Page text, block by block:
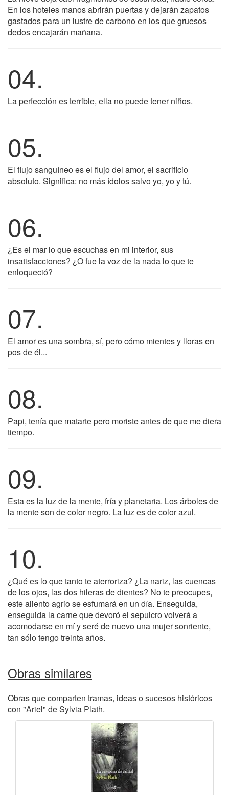
En los hoteles manos abrirán puertas y dejarán zapatos
gastados para un lustre de carbono en los que gruesos
dedos encajarán mañana.
04.
La perfección es terrible, ella no puede tener niños.
05.
El flujo sanguíneo es el flujo del amor, el sacrificio
absoluto. Significa: no más ídolos salvo yo, yo y tú.
06.
¿Es el mar lo que escuchas en mi interior, sus
insatisfacciones? ¿O fue la voz de la nada lo que te
enloqueció?
07.
El amor es una sombra, sí, pero cómo mientes y lloras en
pos de él...
08.
Papi, tenía que matarte pero moriste antes de que me diera
tiempo.
09.
Esta es la luz de la mente, fría y planetaria. Los árboles de
la mente son de color negro. La luz es de color azul.
10.
¿Qué es lo que tanto te aterroriza? ¿La nariz, las cuencas
de los ojos, las dos hileras de dientes? No te preocupes,
este aliento agrio se esfumará en un día. Enseguida,
enseguida la carne que devoró el sepulcro volverá a
acomodarse en mí y seré de nuevo una mujer sonriente,
tan sólo tengo treinta años.
Obras similares
Obras que comparten tramas, ideas o sucesos históricos
con "Ariel" de Sylvia Plath.